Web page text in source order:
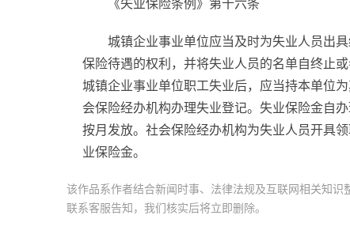
《失业保险条例》第十六条
城镇企业事业单位应当及时为失业人员出
保险待遇的权利，并将失业人员的名单自终止
城镇企业事业单位职工失业后，应当持本单位
会保险经办机构办理失业登记。失业保险金自
按月发放。社会保险经办机构为失业人员开具
业保险金。
该作品系作者结合新闻时事、法律法规及互联网相关知
联系客服告知，我们核实后将立即删除。